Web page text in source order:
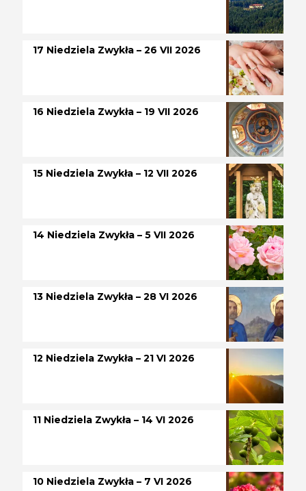
17 Niedziela Zwykła – 26 VII 2026
16 Niedziela Zwykła – 19 VII 2026
15 Niedziela Zwykła – 12 VII 2026
14 Niedziela Zwykła – 5 VII 2026
13 Niedziela Zwykła – 28 VI 2026
12 Niedziela Zwykła – 21 VI 2026
11 Niedziela Zwykła – 14 VI 2026
10 Niedziela Zwykła – 7 VI 2026